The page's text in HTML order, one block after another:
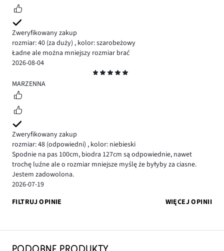
Zweryfikowany zakup
rozmiar: 40 (za duży) , kolor: szarobeżowy
Ładne ale można mniejszy rozmiar brać
2026-08-04
5
MARZENNA
Zweryfikowany zakup
rozmiar: 48 (odpowiedni) , kolor: niebieski
Spodnie na pas 100cm, biodra 127cm są odpowiednie, nawet
trochę luźne ale o rozmiar mniejsze myślę że byłyby za ciasne.
Jestem zadowolona.
2026-07-19
FILTRUJ OPINIE
WIĘCEJ OPINII